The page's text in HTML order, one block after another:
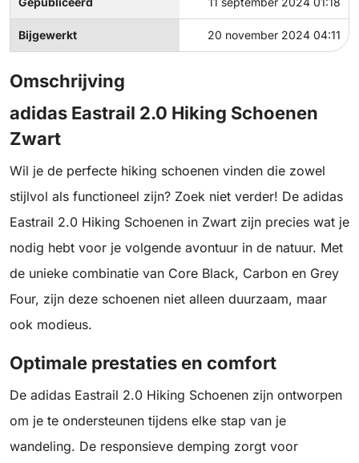
Bijgewerkt 20 november 2024 04:11
Omschrijving
adidas Eastrail 2.0 Hiking Schoenen
Zwart
Wil je de perfecte hiking schoenen vinden die zowel
stijlvol als functioneel zijn? Zoek niet verder! De adidas
Eastrail 2.0 Hiking Schoenen in Zwart zijn precies wat je
nodig hebt voor je volgende avontuur in de natuur. Met
de unieke combinatie van Core Black, Carbon en Grey
Four, zijn deze schoenen niet alleen duurzaam, maar
ook modieus.
Optimale prestaties en comfort
De adidas Eastrail 2.0 Hiking Schoenen zijn ontworpen
om je te ondersteunen tijdens elke stap van je
wandeling. De responsieve demping zorgt voor